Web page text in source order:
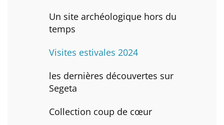
Un site archéologique hors du
temps
Visites estivales 2024
les dernières découvertes sur
Segeta
Collection coup de cœur